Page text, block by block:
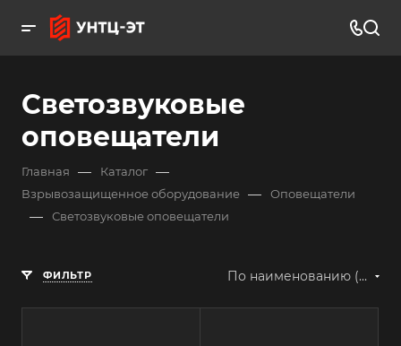
Светозвуковые
оповещатели
Главная — Каталог —
Взрывозащищенное оборудование — Оповещатели
— Светозвуковые оповещатели
ФИЛЬТР По наименованию (А-Я)